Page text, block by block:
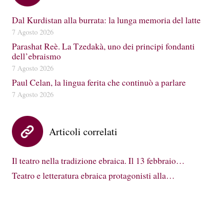
Dal Kurdistan alla burrata: la lunga memoria del latte
7 Agosto 2026
Parashat Reè. La Tzedakà, uno dei principi fondanti
dell’ebraismo
7 Agosto 2026
Paul Celan, la lingua ferita che continuò a parlare
7 Agosto 2026
Articoli correlati
Il teatro nella tradizione ebraica. Il 13 febbraio…
Teatro e letteratura ebraica protagonisti alla…